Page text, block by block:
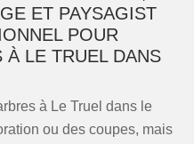
ET PAYSAGIST
POUR
LE TRUEL DANS
à Le Truel dans le
ou des coupes, mais